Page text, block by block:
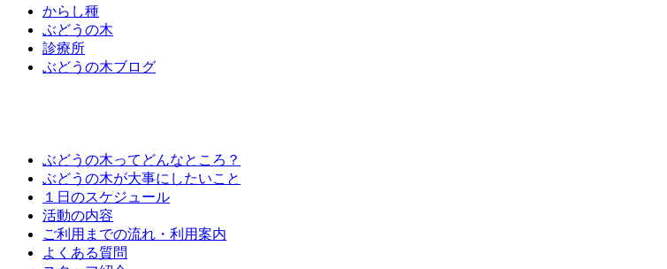
から し種
ぶどう の木
診療所
ぶどう の木ブロ グ
ぶどうの木ってどんなところ？
ぶどうの木が大事にしたいこと
１日のスケジュール
活動の内容
ご利用までの流れ・利用案内
よくある質問